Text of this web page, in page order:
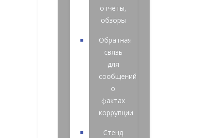
отчёты,
обзоры
Обратная
связь
для
сообщений
о
фактах
коррупции
Стенд